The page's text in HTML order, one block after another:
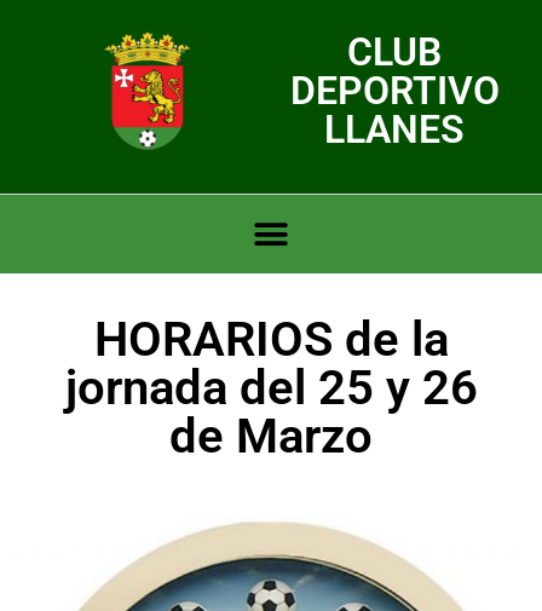
CLUB
DEPORTIVO
LLANES
HORARIOS de la
jornada del 25 y 26
de Marzo